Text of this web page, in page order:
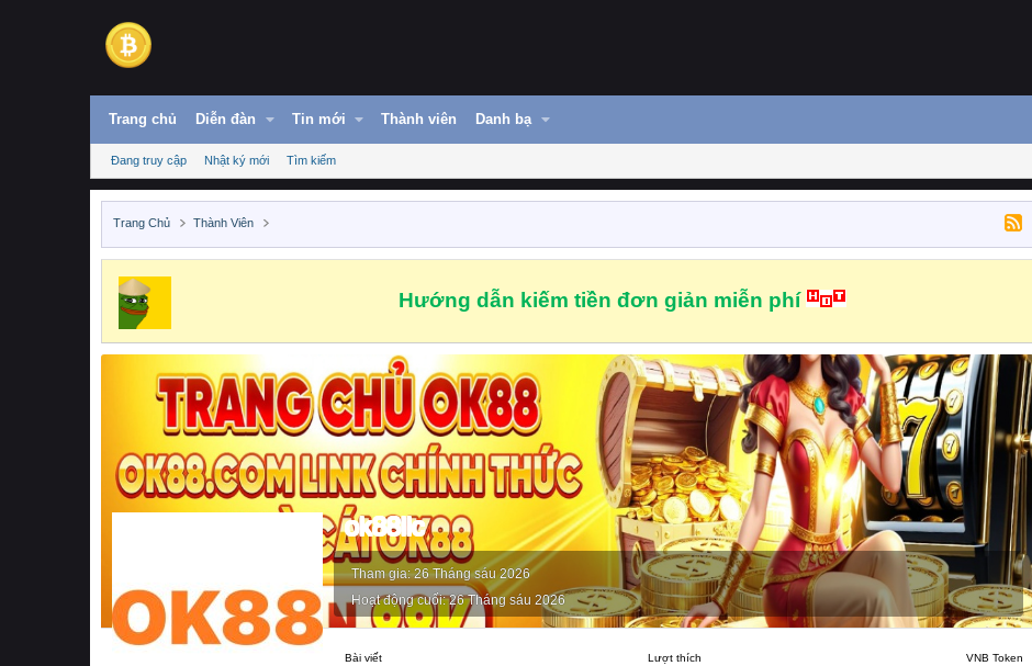
Trang chủ Diễn đàn Tin mới Thành viên Danh bạ
Đang truy cập Nhật ký mới Tìm kiếm
Trang Chủ Thành Viên
Hướng dẫn kiếm tiền đơn giản miễn phí
ok88llc
Tham gia 26 Tháng sáu 2026
Hoạt động cuối 26 Tháng sáu 2026
Bài viết Lượt thích VNB Token